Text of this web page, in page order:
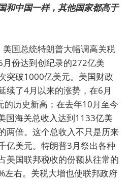
和中国一样，其他国家都高于
美国总统特朗普大幅调高关税
份达到创纪录的272亿美
突破1000亿美元。美国财政
续了4月以来的涨势，在6月
历史新高；在去年10月至今
国海关总收入达到1133亿美
两倍。这个总收入不只是历来
亿美元。特朗普3月祭出各种
美国联邦税收的份额从往常的
左右。关税大增也使联邦政府